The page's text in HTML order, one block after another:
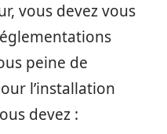
vous devez vous
peine de
l’installation
devez :